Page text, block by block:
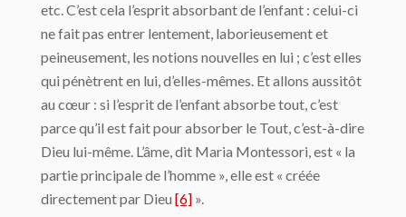
etc. C’est cela l’esprit absorbant de l’enfant : celui-ci
ne fait pas entrer lentement, laborieusement et
peineusement, les notions nouvelles en lui ; c’est elles
qui pénètrent en lui, d’elles-mêmes. Et allons aussitôt
au cœur : si l’esprit de l’enfant absorbe tout, c’est
parce qu’il est fait pour absorber le Tout, c’est-à-dire
Dieu lui-même. L’âme, dit Maria Montessori, est « la
partie principale de l’homme », elle est « créée
directement par Dieu [6] ».